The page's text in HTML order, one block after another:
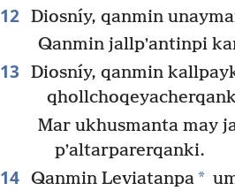
12 Diosníy, qanmin
Qanmin jallpʼantinpi
13
Diosníy, qanmin
Mar ukhusmanta may
pʼaltarparerqanki.
14 Qanmin Leviatanpa*